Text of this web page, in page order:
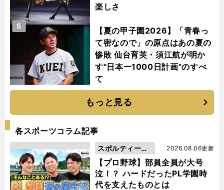
楽しさ
【夏の甲子園2026】「青春っ
て密なので」の原点はあの夏の
惨敗 仙台育英・須江航が明か
す"日本一1000日計画"のすべ
て
5
もっと見る
各スポーツコラム記事
【プロ野球】部員全員が大号
泣！？ ハードだったPL学園時
代を支えたものとは
2026.08.06更新
スポルティーバ
動画